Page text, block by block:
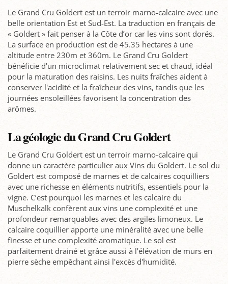
Le Grand Cru Goldert est un terroir marno-calcaire avec une
belle orientation Est et Sud-Est. La traduction en français de
« Goldert » fait penser à la Côte d’or car les vins sont dorés.
La surface en production est de 45.35 hectares à une
altitude entre 230m et 360m. Le Grand Cru Goldert
bénéficie d'un microclimat relativement sec et chaud, idéal
pour la maturation des raisins. Les nuits fraîches aident à
conserver l'acidité et la fraîcheur des vins, tandis que les
journées ensoleillées favorisent la concentration des
arômes.
La géologie du Grand Cru Goldert
Le Grand Cru Goldert est un terroir marno-calcaire qui
donne un caractère particulier aux Vins du Goldert. Le sol du
Goldert est composé de marnes et de calcaires coquilliers
avec une richesse en éléments nutritifs, essentiels pour la
vigne. C’est pourquoi les marnes et les calcaire du
Muschelkalk confèrent aux vins une complexité et une
profondeur remarquables avec des argiles limoneux. Le
calcaire coquillier apporte une minéralité avec une belle
finesse et une complexité aromatique. Le sol est
parfaitement drainé et grâce aussi à l’élévation de murs en
pierre sèche empêchant ainsi l'excès d'humidité.